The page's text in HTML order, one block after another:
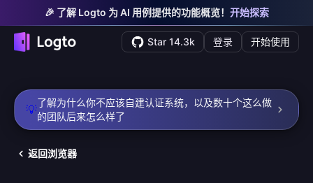
🎉 了解 Logto 为 AI 用例提供的功能概览！ 开始探索
Star 14.3k 登录 开始使用
💡
了解为什么你不应该自建认证系统，以及数十个这么做
的团队后来怎么样了
返回浏览器